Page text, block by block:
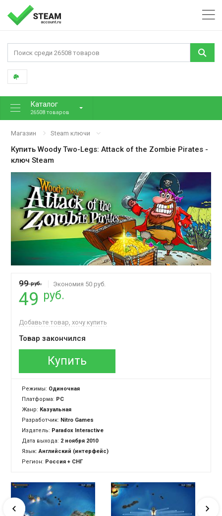
Каталог
26508 товаров
Магазин Steam ключи
КупитьWoody Two-Legs: Attack of the Zombie Pirates -
ключ Steam
99руб. Экономия 50 руб.
49 руб.
Добавьте товар, хочу купить
Товар закончился
Купить
Режимы: Одиночная
Платформа: PC
Жанр: Казуальная
Разработчик: Nitro Games
Издатель: Paradox Interactive
Дата выхода: 2 ноября 2010
Язык:Английский (интерфейс)
Регион: Россия + СНГ